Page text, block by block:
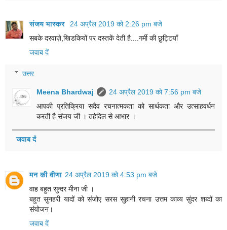
संजय भास्‍कर
24 अप्रैल 2019 को 2:26 pm बजे
सबके दरवाज़े,खिडकियों पर दस्तकें देती है....गर्मी की छुट्टियाँ
जवाब दें
उत्तर
Meena Bhardwaj
24 अप्रैल 2019 को 7:56 pm बजे
आपकी प्रतिक्रिया सदैव रचनात्मकता को सार्थकता और उत्साहवर्धन
करती है संजय जी । तहेदिल से आभार ।
जवाब दें
मन की वीणा 24 अप्रैल 2019 को 4:53 pm बजे
वाह बहुत सुन्दर मीना जी ।
बहुत सुनहरी यादों को संजोए सरस सुहानी रचना उत्तम काव्य सुंदर शब्दों का
संयोजन।
जवाब दें